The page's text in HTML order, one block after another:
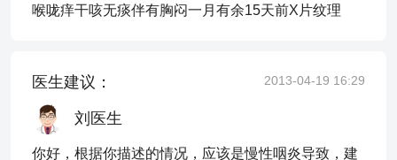
喉咙痒干咳无痰伴有胸闷一月有余15天前X片纹理
医生建议： 2013-04-19 16:29
刘医生
你好，根据你描述的情况，应该是慢性咽炎导致，建